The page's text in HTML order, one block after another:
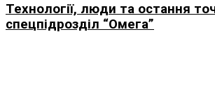
Технології, люди та остання
спецпідрозділ “Омега”